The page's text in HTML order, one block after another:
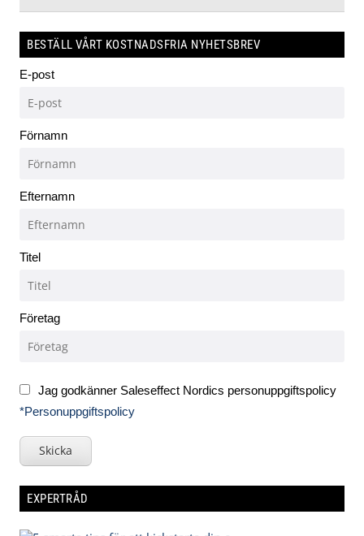
BESTÄLL VÅRT KOSTNADSFRIA NYHETSBREV
E-post
Förnamn
Efternamn
Titel
Företag
Jag godkänner Saleseffect Nordics personuppgiftspolicy
*Personuppgiftspolicy
Skicka
EXPERTRÅD